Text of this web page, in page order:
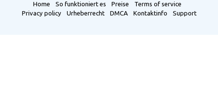
Home
So funktioniert es Preise
Terms of service
Privacy policy
Urheberrecht DMCA Kontaktinfo Support